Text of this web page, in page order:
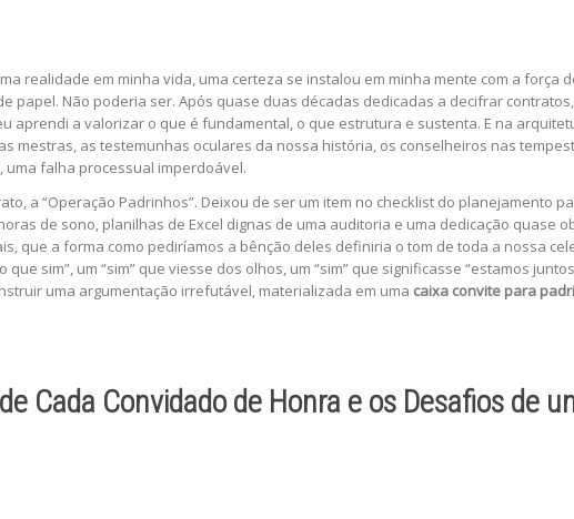
realidade em minha vida, uma certeza se instalou em minha mente com a força
papel. Não poderia ser. Após quase duas décadas dedicadas a decifrar
aprendi a valorizar o que é fundamental, o que estrutura e sustenta. E na
mestras, as testemunhas oculares da nossa história, os conselheiros nas
falha processual imperdoável.
a “Operação Padrinhos”. Deixou de ser um item no checklist do planejamento
de sono, planilhas de Excel dignas de uma auditoria e uma dedicação quase
que a forma como pediríamos a bênção deles definiria o tom de toda a nossa
sim”, um “sim” que viesse dos olhos, um “sim” que significasse “estamos
uma argumentação irrefutável, materializada em uma caixa convite para
Cada Convidado de Honra e os Desafios de